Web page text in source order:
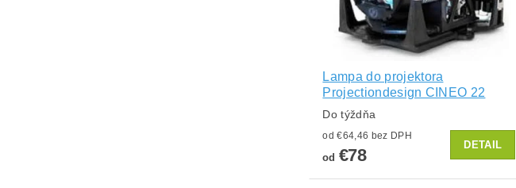
Lampa do projektora
Projectiondesign CINEO 22
Do týždňa
od €64,46 bez DPH
od €78
DETAIL